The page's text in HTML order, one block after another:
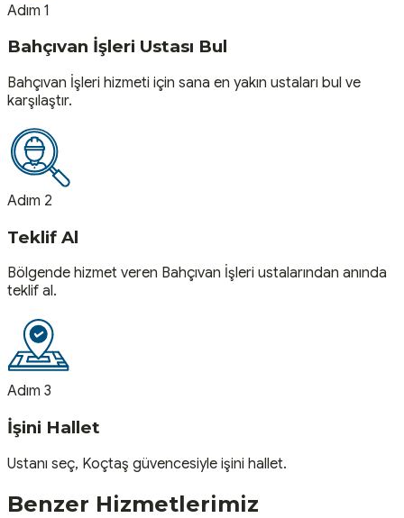
Adım 1
Bahçıvan İşleri Ustası Bul
Bahçıvan İşleri hizmeti için sana en yakın ustaları bul ve
karşılaştır.
Adım 2
Teklif Al
Bölgende hizmet veren Bahçıvan İşleri ustalarından anında
teklif al.
Adım 3
İşini Hallet
Ustanı seç, Koçtaş güvencesiyle işini hallet.
Benzer Hizmetlerimiz